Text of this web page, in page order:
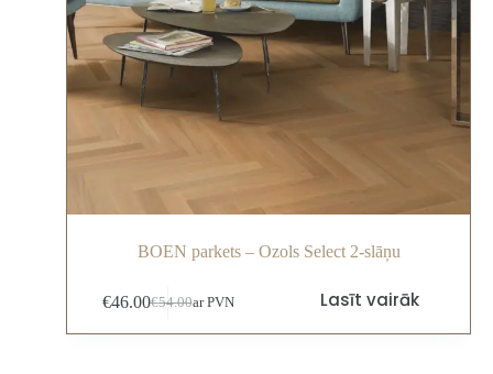
BOEN parkets – Ozols Select 2-slāņu
€54.00
€46.00 ar PVN Lasīt vairāk